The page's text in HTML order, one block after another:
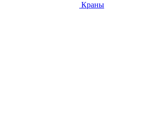
Краны